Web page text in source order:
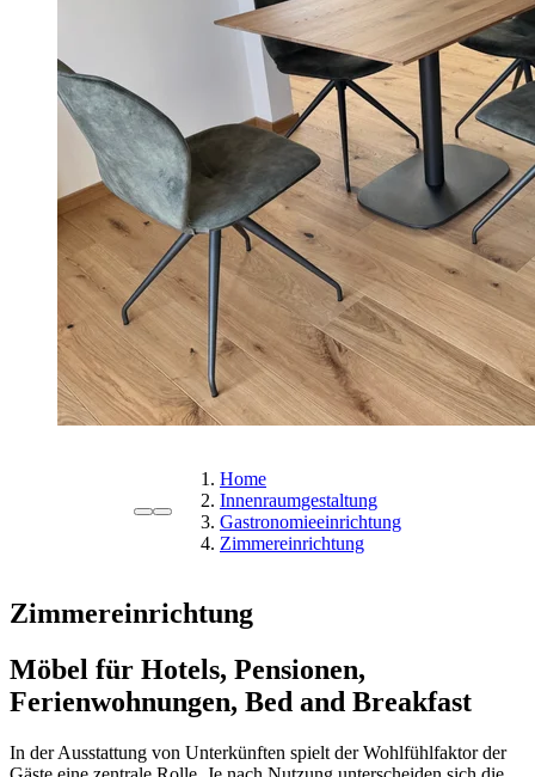
Home
Innenraumgestaltung
Gastronomieeinrichtung
Zimmereinrichtung
Zimmereinrichtung
Möbel für Hotels, Pensionen,
Ferienwohnungen, Bed and Breakfast
In der Ausstattung von Unterkünften spielt der Wohlfühlfaktor der